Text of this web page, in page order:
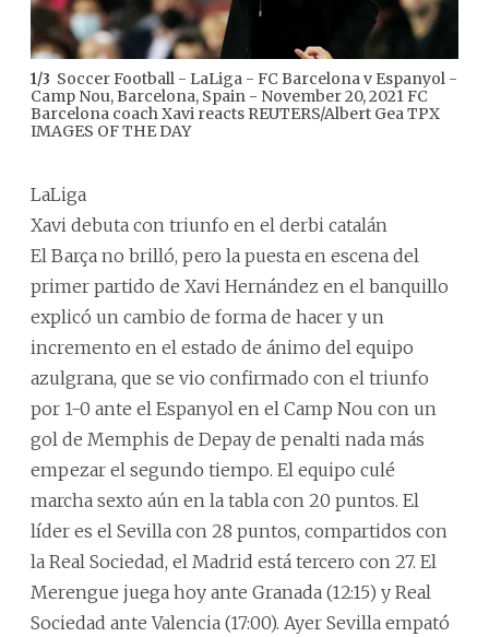
1/3 Soccer Football - LaLiga - FC Barcelona v Espanyol -
Camp Nou, Barcelona, Spain - November 20, 2021 FC
Barcelona coach Xavi reacts REUTERS/Albert Gea TPX
IMAGES OF THE DAY
LaLiga
Xavi debuta con triunfo en el derbi catalán
El Barça no brilló, pero la puesta en escena del
primer partido de Xavi Hernández en el banquillo
explicó un cambio de forma de hacer y un
incremento en el estado de ánimo del equipo
azulgrana, que se vio confirmado con el triunfo
por 1-0 ante el Espanyol en el Camp Nou con un
gol de Memphis de Depay de penalti nada más
empezar el segundo tiempo. El equipo culé
marcha sexto aún en la tabla con 20 puntos. El
líder es el Sevilla con 28 puntos, compartidos con
la Real Sociedad, el Madrid está tercero con 27. El
Merengue juega hoy ante Granada (12:15) y Real
Sociedad ante Valencia (17:00). Ayer Sevilla empató